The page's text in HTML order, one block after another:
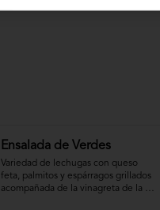
Ensalada de Verdes
Variedad de lechugas con queso
feta, palmitos y espárragos grillados
acompañada de la vinagreta de la